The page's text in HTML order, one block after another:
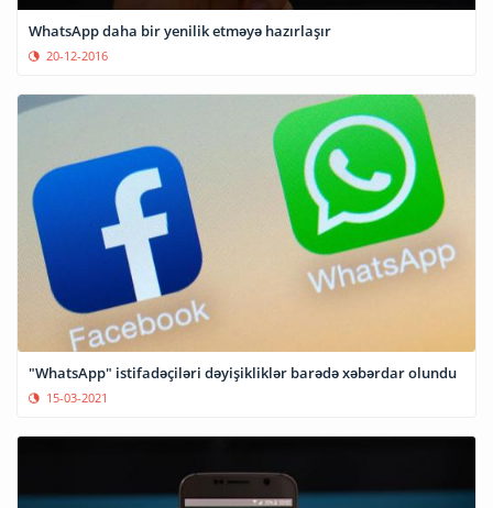
WhatsApp daha bir yenilik etməyə hazırlaşır
20-12-2016
"WhatsApp" istifadəçiləri dəyişikliklər barədə xəbərdar olundu
15-03-2021